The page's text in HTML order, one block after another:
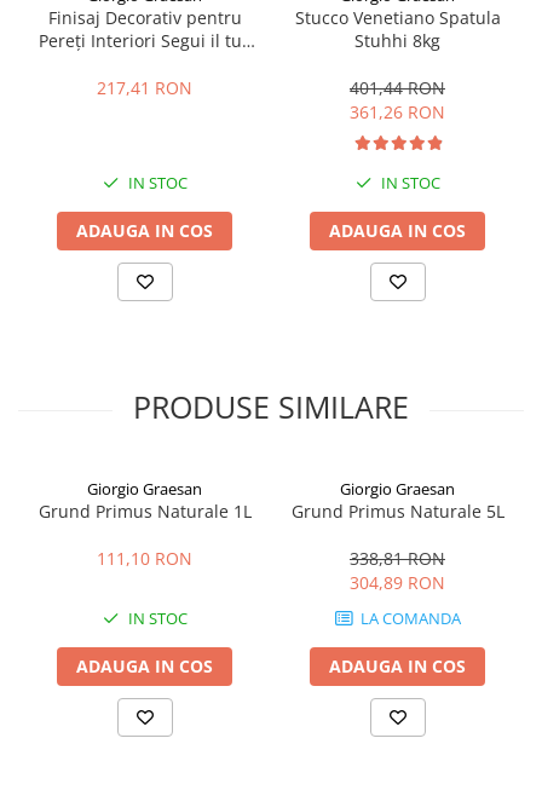
Hidroizolații Lichide
Hidroizolații Bituminoase
Hidrofobizare și Tratamente
Pardoseli și Nivelare Suport
Nivelare Grosieră
Nivelare în Strat Subțire
Rașini Reparații Fisuri Șapă
Aditivi pentru Betoane și Mortare
Profile Glet
Profile Tencuieli
Gleturi
Finisaj Decorativ pentru
Pereți Interiori Segui il tuo
217,41 RON
IN STOC
ADAUGA IN COS
Stucco Venetiano Spatula
Stuhhi 8kg
401,44 RON
361,26 RON
IN STOC
ADAUGA IN COS
PRODUSE SIMILARE
Giorgio Graesan
Grund Primus Naturale 1L
111,10 RON
IN STOC
ADAUGA IN COS
Giorgio Graesan
Grund Primus Naturale 5L
338,81 RON
304,89 RON
LA COMANDA
ADAUGA IN COS